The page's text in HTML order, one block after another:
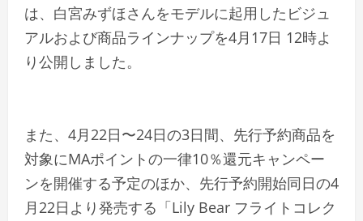
は、白宮みずほさんをモデルに起用したビジュ
アルおよび商品ラインナップを4月17日 12時よ
り公開しました。
また、4月22日〜24日の3日間、先行予約商品を
対象にMAポイントの一律10％還元キャンペー
ンを開催する予定のほか、先行予約開始同日の4
月22日より発売する「Lily Bear フライトコレク